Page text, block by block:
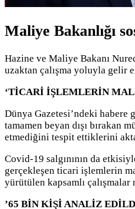
Maliye Bakanlığı
Hazine ve Maliye Bakanı
uzaktan çalışma yoluyla gelir
‘TİCARİ İŞLEMLERİN
Dünya Gazetesi’ndeki
tamamen beyan dışı bırakan
etmediğini tespit ettiklerini
Covid-19 salgınının da
gerçekleşen ticari işlemlerin
yürütülen kapsamlı
’65 BİN KİŞİ ANALİZ